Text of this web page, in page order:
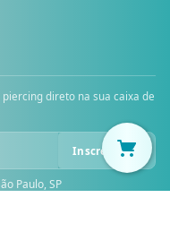
direto na sua caixa de
Inscrever-se
Paulo, SP